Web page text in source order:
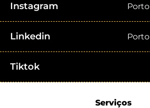
Instagram Porto
Linkedin Porto
Tiktok
Serviços